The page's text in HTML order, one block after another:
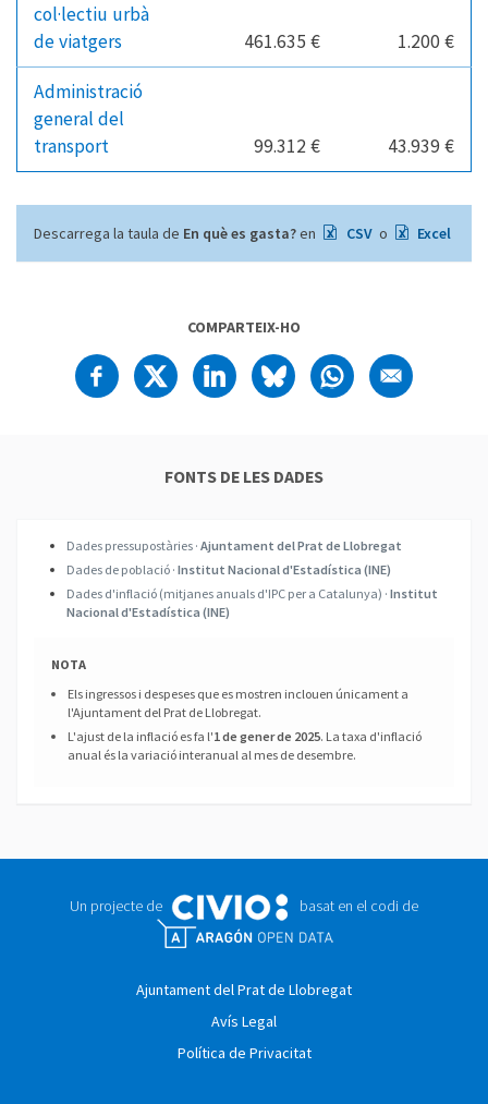
col·lectiu urbà
de viatgers
461.635 € 1.200 €
Administració
general del
transport
99.312 € 43.939 €
Descarrega la taula de En què es gasta?en CSV o Excel
COMPARTEIX-HO
FONTS DE LES DADES
Dades pressupostàries · Ajuntament del Prat de Llobregat
Dades de població · Institut Nacional d'Estadística (INE)
Dades d'inflació (mitjanes anuals d'IPC per a Catalunya) · Institut
Nacional d'Estadística (INE)
NOTA
Els ingressos i despeses que es mostren inclouen únicament a
l'Ajuntament del Prat de Llobregat.
L'ajust de la inflació es fa l'1 de gener de 2025. La taxa d'inflació
anual és la variació interanual al mes de desembre.
Un projecte de basat en el codi de
Ajuntament del Prat de Llobregat
Avís Legal
Política de Privacitat